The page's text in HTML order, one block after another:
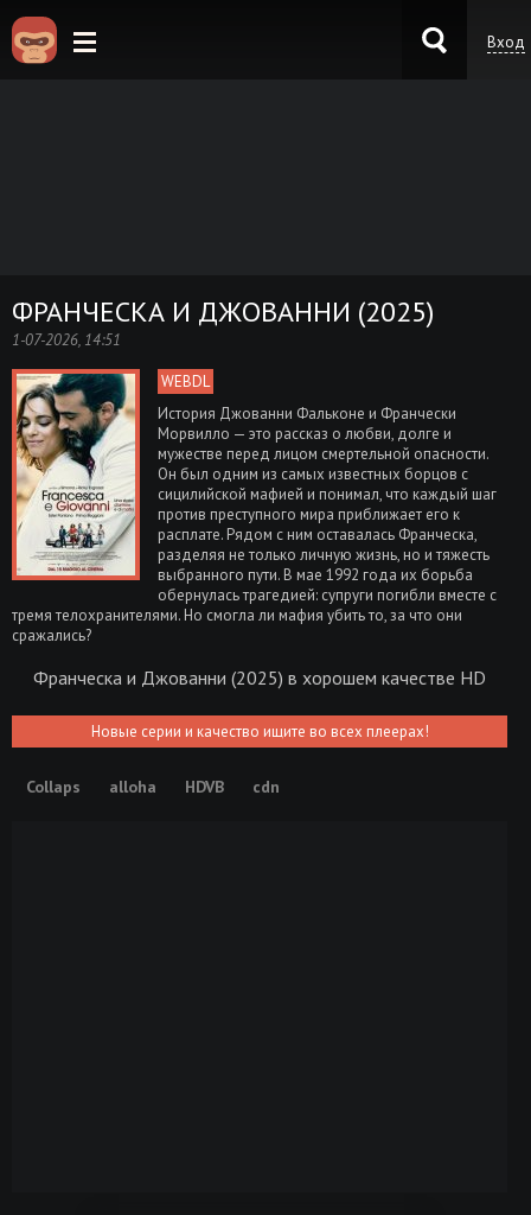
Вход
ФРАНЧЕСКА И ДЖОВАННИ (2025)
1-07-2026, 14:51
WEBDL
История Джованни Фальконе и Франчески
Морвилло — это рассказ о любви, долге и
мужестве перед лицом смертельной опасности.
Он был одним из самых известных борцов с
сицилийской мафией и понимал, что каждый шаг
против преступного мира приближает его к
расплате. Рядом с ним оставалась Франческа,
разделяя не только личную жизнь, но и тяжесть
выбранного пути. В мае 1992 года их борьба
обернулась трагедией: супруги погибли вместе с
тремя телохранителями. Но смогла ли мафия убить то, за что они
сражались?
Франческа и Джованни (2025) в хорошем качестве HD
Новые серии и качество ищите во всех плеерах!
Collaps alloha HDVB cdn